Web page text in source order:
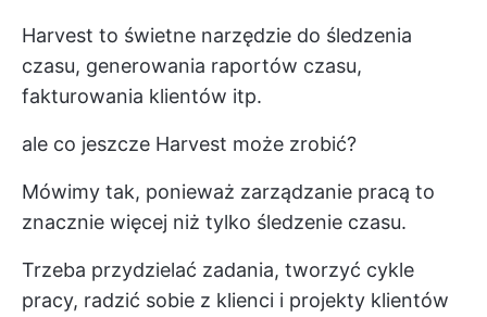
Harvest to świetne narzędzie do śledzenia
czasu, generowania raportów czasu,
fakturowania klientów itp.
ale co jeszcze Harvest może zrobić?
Mówimy tak, ponieważ zarządzanie pracą to
znacznie więcej niż tylko śledzenie czasu.
Trzeba przydzielać zadania, tworzyć cykle
pracy, radzić sobie z klienci i projekty klientów